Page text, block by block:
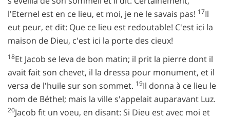
l'Eternel est en ce lieu, et moi, je ne le savais pas! 17Il
eut peur, et dit: Que ce lieu est redoutable! C'est ici la
maison de Dieu, c'est ici la porte des cieux!
18Et Jacob se leva de bon matin; il prit la pierre dont il
avait fait son chevet, il la dressa pour monument, et il
versa de l'huile sur son sommet. 19Il donna à ce lieu le
nom de Béthel; mais la ville s'appelait auparavant Luz.
20Jacob fit un voeu, en disant: Si Dieu est avec moi et